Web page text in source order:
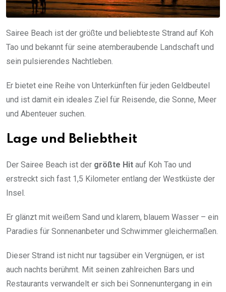
Sairee Beach ist der größte und beliebteste Strand auf Koh
Tao und bekannt für seine atemberaubende Landschaft und
sein pulsierendes Nachtleben.
Er bietet eine Reihe von Unterkünften für jeden Geldbeutel
und ist damit ein ideales Ziel für Reisende, die Sonne, Meer
und Abenteuer suchen.
Lage und Beliebtheit
Der Sairee Beach ist der größte Hit auf Koh Tao und
erstreckt sich fast 1,5 Kilometer entlang der Westküste der
Insel.
Er glänzt mit weißem Sand und klarem, blauem Wasser – ein
Paradies für Sonnenanbeter und Schwimmer gleichermaßen.
Dieser Strand ist nicht nur tagsüber ein Vergnügen, er ist
auch nachts berühmt. Mit seinen zahlreichen Bars und
Restaurants verwandelt er sich bei Sonnenuntergang in ein